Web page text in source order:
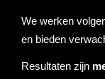
SEO
SEO
Google
Social
E-mail
E-mail
Google
SalesFeed
Marketing
076 78 51 526
We werken
en bieden
Resultaten zijn